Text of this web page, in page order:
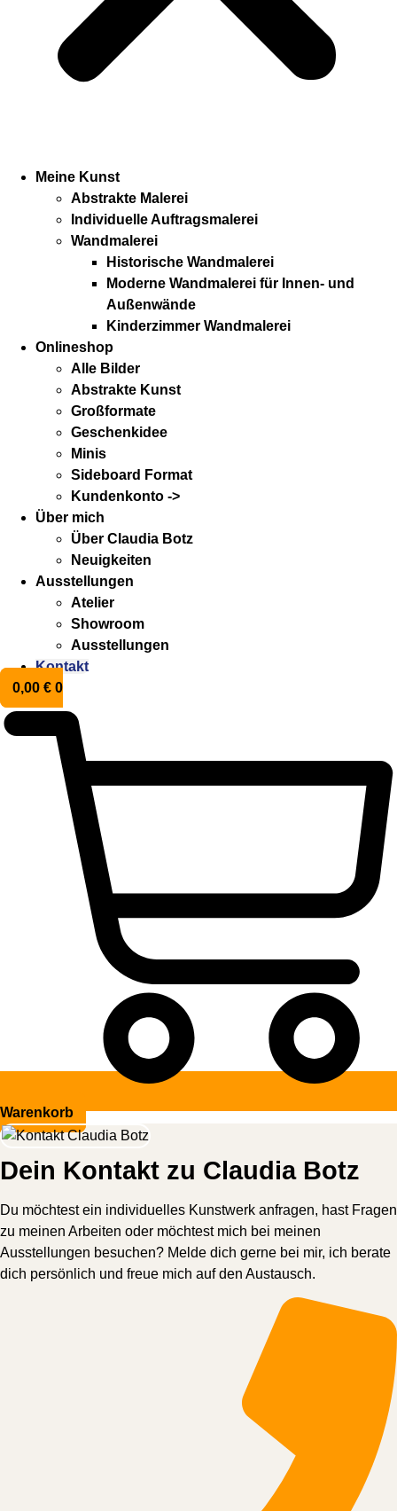
Meine Kunst
Abstrakte Malerei
Individuelle Auftragsmalerei
Wandmalerei
Historische Wandmalerei
Moderne Wandmalerei für Innen- und
Außenwände
Kinderzimmer Wandmalerei
Onlineshop
Alle Bilder
Abstrakte Kunst
Großformate
Geschenkidee
Minis
Sideboard Format
Kundenkonto ->
Über mich
Über Claudia Botz
Neuigkeiten
Ausstellungen
Atelier
Showroom
Ausstellungen
Kontakt
0,00 € 0
Warenkorb
Dein Kontakt zu Claudia Botz
Du möchtest ein individuelles Kunstwerk anfragen, hast Fragen
zu meinen Arbeiten oder möchtest mich bei meinen
Ausstellungen besuchen? Melde dich gerne bei mir, ich berate
dich persönlich und freue mich auf den Austausch.